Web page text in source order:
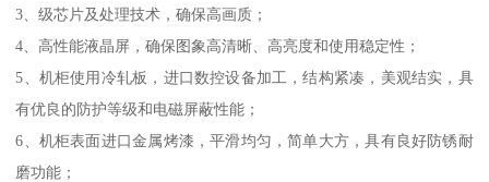
3、级芯片及处理技术，确保高画质；
4、高性能液晶屏，确保图象高清晰、高亮度和使用稳定性；
5、机柜使用冷轧板，进口数控设备加工，结构紧凑，美观结实，具
有优良的防护等级和电磁屏蔽性能；
6、机柜表面进口金属烤漆，平滑均匀，简单大方，具有良好防锈耐
磨功能；